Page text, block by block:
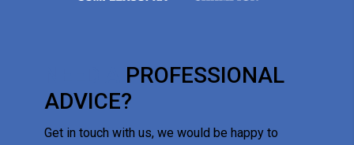
PROFESSIONAL
ADVICE?
Get in touch with us, we would be happy to